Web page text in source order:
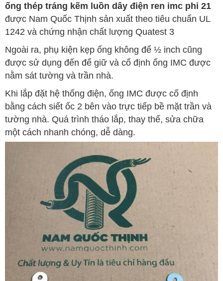
ống thép tráng kẽm luồn dây điện ren imc phi 21
được Nam Quốc Thịnh sản xuất theo tiêu chuẩn UL
1242 và chứng nhận chất lượng Quatest 3
Ngoài ra, phụ kiện kẹp ống không để ½ inch cũng
được sử dụng đến để giữ và cố định ống IMC được
nằm sát tường và trần nhà.
Khi lắp đặt hệ thống điện, ống IMC được cố định
bằng cách siết ốc 2 bên vào trực tiếp bề mặt trần và
tường nhà. Quá trình tháo lắp, thay thế, sửa chữa
một cách nhanh chóng, dễ dàng.